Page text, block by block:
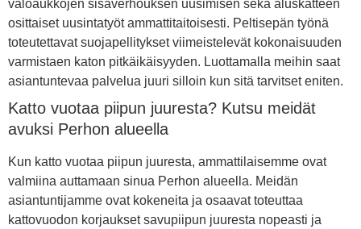
valoaukkojen sisäverhouksen uusimisen sekä aluskatteen
osittaiset uusintatyöt ammattitaitoisesti. Peltisepän työnä
toteutettavat suojapellitykset viimeistelevät kokonaisuuden
varmistaen katon pitkäikäisyyden. Luottamalla meihin saat
asiantuntevaa palvelua juuri silloin kun sitä tarvitset eniten.
Katto vuotaa piipun juuresta? Kutsu meidät
avuksi Perhon alueella
Kun katto vuotaa piipun juuresta, ammattilaisemme ovat
valmiina auttamaan sinua Perhon alueella. Meidän
asiantuntijamme ovat kokeneita ja osaavat toteuttaa
kattovuodon korjaukset savupiipun juuresta nopeasti ja